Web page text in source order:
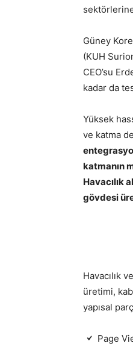
Güney
(KUH
CEO’su
kadar da
Yüksek
ve katma
katmanın
Havacılık
gövdesi
Havacılık
üretimi,
yapısal
Page